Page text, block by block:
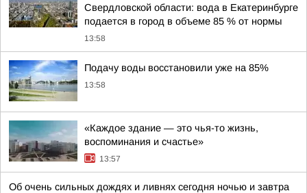
Свердловской области: вода в Екатеринбурге
подается в город в объеме 85 % от нормы
13:58
Подачу воды восстановили уже на 85%
13:58
«Каждое здание — это чья-то жизнь,
воспоминания и счастье»
13:57
Об очень сильных дождях и ливнях сегодня ночью и завтра